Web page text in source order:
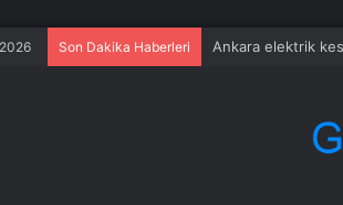
Son Dakika Haberleri Papa Leo